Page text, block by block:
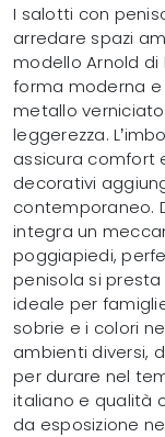
I salotti con
arredare spazi
modello Arnold di
forma moderna
metallo
leggerezza.
assicura comfort
decorativi
contemporaneo.
integra un
poggiapiedi,
penisola si
ideale per
sobrie e i colori
ambienti diversi,
per durare nel
italiano e qualità
da esposizione